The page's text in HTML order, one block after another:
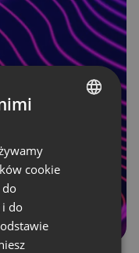
FRENCH
RUSSIAN
cookie
do
i do